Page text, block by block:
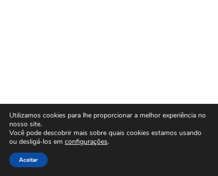
Utilizamos cookies para lhe proporcionar a melhor experiência no
nosso site.
Você pode descobrir mais sobre quais cookies estamos usando
ou desligá-los em configurações.
Aceitar